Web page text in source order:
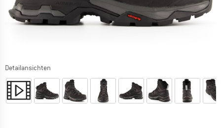
Detailansichten